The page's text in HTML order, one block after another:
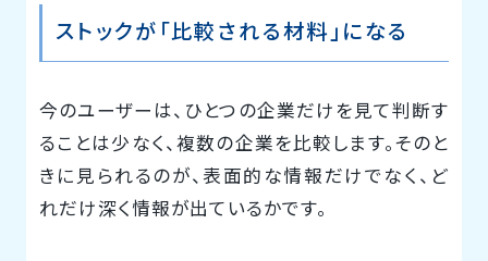
ストックが「比較される材料」になる
今のユーザーは、ひとつの企業だけを見て判断す
ることは少なく、複数の企業を比較します。そのと
きに見られるのが、表面的な情報だけでなく、ど
れだけ深く情報が出ているかです。